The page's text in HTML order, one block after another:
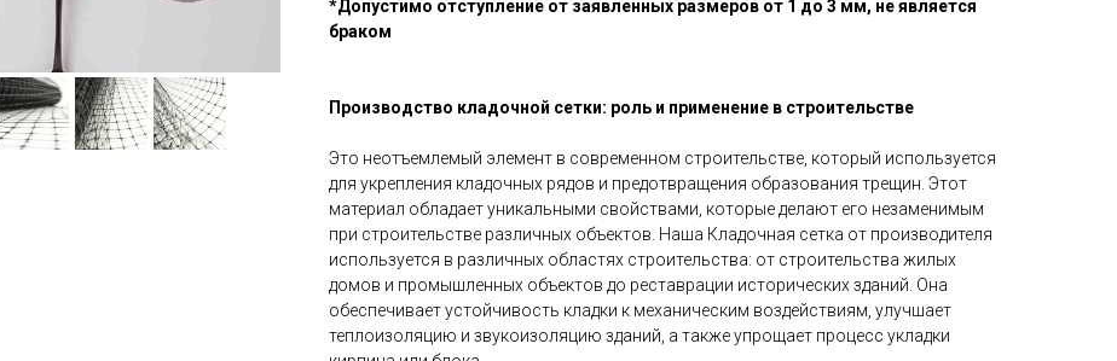
*Допустимо отступление от заявленных размеров от 1 до 3 мм, не является
браком
Производство кладочной сетки: роль и применение в строительстве
Это неотъемлемый элемент в современном строительстве, который используется
для укрепления кладочных рядов и предотвращения образования трещин. Этот
материал обладает уникальными свойствами, которые делают его незаменимым
при строительстве различных объектов. Наша Кладочная сетка от производителя
используется в различных областях строительства: от строительства жилых
домов и промышленных объектов до реставрации исторических зданий. Она
обеспечивает устойчивость кладки к механическим воздействиям, улучшает
теплоизоляцию и звукоизоляцию зданий, а также упрощает процесс укладки